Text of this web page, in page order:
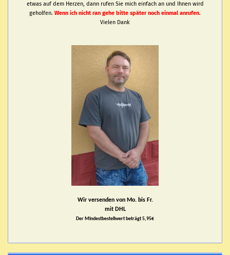
etwas auf dem Herzen, dann rufen Sie mich einfach an und Ihnen wird
geholfen. Wenn ich nicht ran gehe bitte später noch einmal anrufen.
Vielen Dank
Wir versenden von Mo. bis Fr.
mit DHL
Der Mindestbestellwert beträgt 5,95€